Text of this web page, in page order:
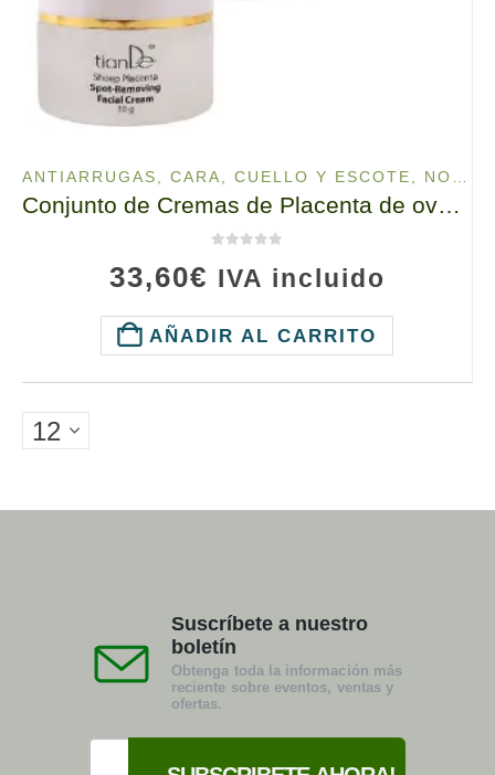
ANTIARRUGAS CARA, CUELLO Y ESCOTE NOVEDADES
Conjunto de Cremas de Placenta de oveja, tianDe, 3 x 50g, Borre los signos del Envejecimiento
33,60€ IVA incluido
AÑADIR AL CARRITO
Suscríbete a nuestro
boletín
Obtenga toda la información más
reciente sobre eventos, ventas y
ofertas.